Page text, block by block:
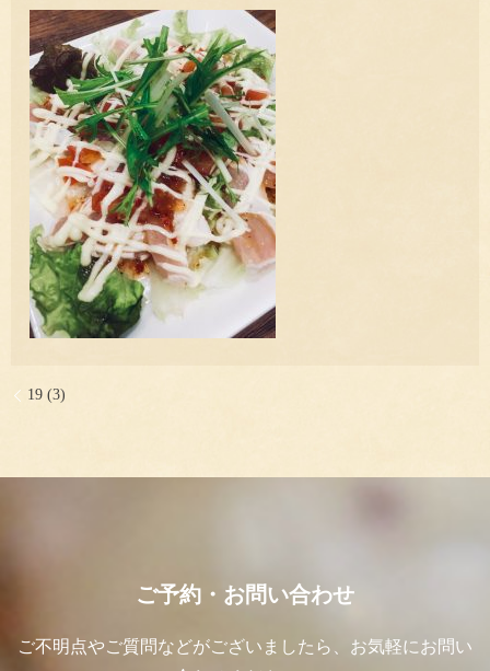
19 (3)
ご予約・お問い合わせ
ご不明点やご質問などがございましたら、お気軽にお問い